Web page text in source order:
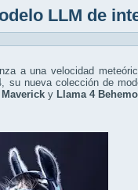
LLM de
a una velocidad
su nueva colección de
Maverick y Llama 4